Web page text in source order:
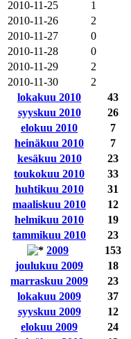
2010-11-25
1
2010-11-26
2
2010-11-27
0
2010-11-28
0
2010-11-29
2
2010-11-30
2
lokakuu 2010
43
syyskuu 2010
26
elokuu 2010
7
heinäkuu 2010
7
kesäkuu 2010
23
toukokuu 2010
33
huhtikuu 2010
31
maaliskuu 2010
12
helmikuu 2010
19
tammikuu 2010
23
2009
153
joulukuu 2009
18
marraskuu 2009
23
lokakuu 2009
37
syyskuu 2009
12
elokuu 2009
24